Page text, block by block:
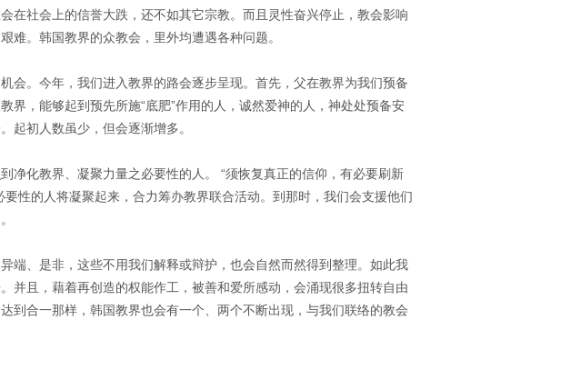
在社会上的信誉大跌，还不如其它宗教。而且灵性奋兴停止，教会影响
难。韩国教界的众教会，里外均遭遇各种问题。
会。今年，我们进入教界的路会逐步呈现。首先，父在教界为我们预备
界，能够起到预先所施“底肥”作用的人，诚然爱神的人，神处处预备安
起初人数虽少，但会逐渐增多。
净化教界、凝聚力量之必要性的人。 “须恢复真正的信仰，有必要刷新
性的人将凝聚起来，合力筹办教界联合活动。到那时，我们会支援他们
端、是非，这些不用我们解释或辩护，也会自然而然得到整理。如此我
并且，藉着再创造的权能作工，被善和爱所感动，会涌现很多扭转自由
到合一那样，韩国教界也会有一个、两个不断出现，与我们联络的教会